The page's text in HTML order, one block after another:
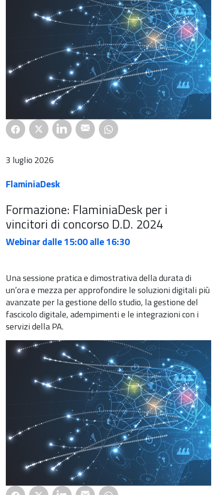
3 luglio 2026
FlaminiaDesk
Formazione: FlaminiaDesk per i
vincitori di concorso D.D. 2024
Webinar dalle 15:00 alle 16:30
Una sessione pratica e dimostrativa della durata di
un’ora e mezza per approfondire le soluzioni digitali più
avanzate per la gestione dello studio, la gestione del
fascicolo digitale, adempimenti e le integrazioni con i
servizi della PA.